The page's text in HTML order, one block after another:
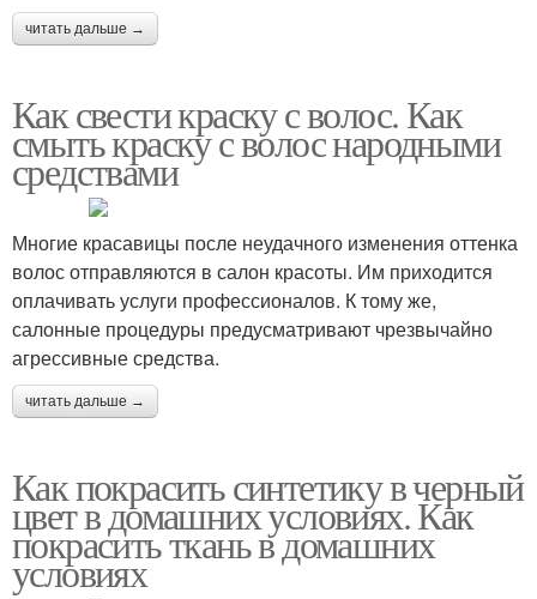
читать дальше →
Как свести краску с волос. Как
смыть краску с волос народными
средствами
Многие красавицы после неудачного изменения оттенка
волос отправляются в салон красоты. Им приходится
оплачивать услуги профессионалов. К тому же,
салонные процедуры предусматривают чрезвычайно
агрессивные средства.
читать дальше →
Как покрасить синтетику в черный
цвет в домашних условиях. Как
покрасить ткань в домашних
условиях